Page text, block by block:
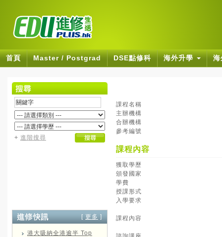
首頁 Master / Postgrad DSE點修科 海外升學
+ 進階搜尋
[ 更多 ]
港大吸納全港逾半 Top
課程名稱
主辦機構
合辦機構
參考編號
課程內容
獲取學歷
頒發國家
學費
授課形式
入學要求
課程內容